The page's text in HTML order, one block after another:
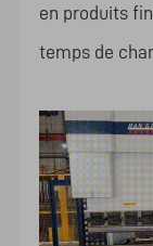
en produits
temps de